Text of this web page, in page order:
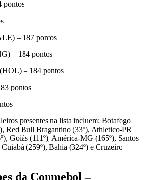
pontos
– 187 pontos
– 184 pontos
– 184 pontos
pontos
presentes na lista incluem: Botafogo
Red Bull Bragantino (33º), Athletico-PR
Goiás (111º), América-MG (165º), Santos
(259º), Bahia (324º) e Cruzeiro
da Conmebol –